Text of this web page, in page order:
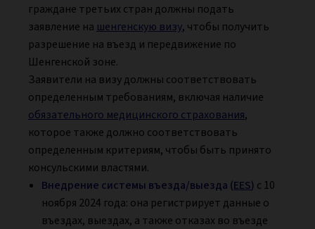
граждане третьих стран должны подать
заявление на шенгенскую визу, чтобы получить
разрешение на въезд и передвижение по
Шенгенской зоне.
Заявители на визу должны соответствовать
определенным требованиям, включая наличие
обязательного медицинского страхования,
которое также должно соответствовать
определенным критериям, чтобы быть принято
консульскими властями.
Внедрение системы въезда/выезда (EES) с 10
ноября 2024 года: она регистрирует данные о
въездах, выездах, а также отказах во въезде